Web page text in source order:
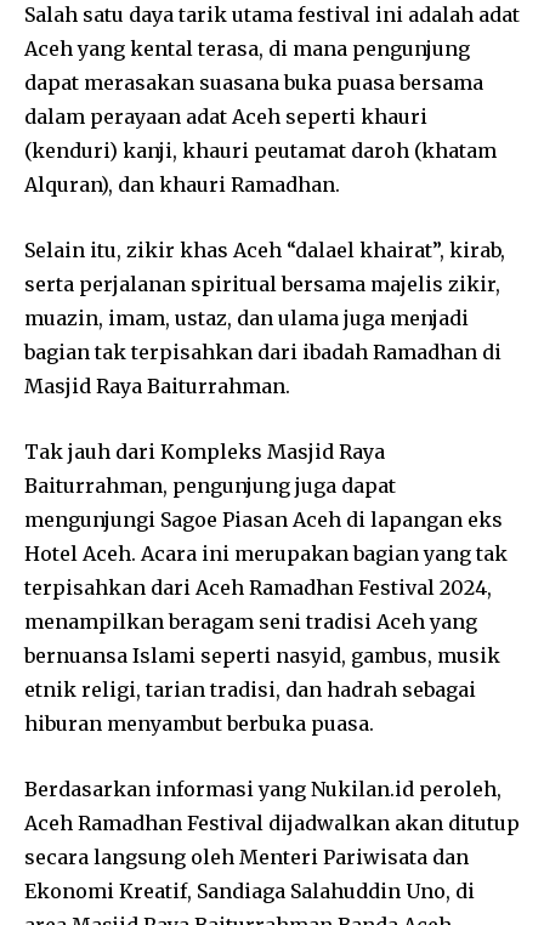
Salah satu daya tarik utama festival ini adalah adat
Aceh yang kental terasa, di mana pengunjung
dapat merasakan suasana buka puasa bersama
dalam perayaan adat Aceh seperti khauri
(kenduri) kanji, khauri peutamat daroh (khatam
Alquran), dan khauri Ramadhan.
Selain itu, zikir khas Aceh “dalael khairat”, kirab,
serta perjalanan spiritual bersama majelis zikir,
muazin, imam, ustaz, dan ulama juga menjadi
bagian tak terpisahkan dari ibadah Ramadhan di
Masjid Raya Baiturrahman.
Tak jauh dari Kompleks Masjid Raya
Baiturrahman, pengunjung juga dapat
mengunjungi Sagoe Piasan Aceh di lapangan eks
Hotel Aceh. Acara ini merupakan bagian yang tak
terpisahkan dari Aceh Ramadhan Festival 2024,
menampilkan beragam seni tradisi Aceh yang
bernuansa Islami seperti nasyid, gambus, musik
etnik religi, tarian tradisi, dan hadrah sebagai
hiburan menyambut berbuka puasa.
Berdasarkan informasi yang Nukilan.id peroleh,
Aceh Ramadhan Festival dijadwalkan akan ditutup
secara langsung oleh Menteri Pariwisata dan
Ekonomi Kreatif, Sandiaga Salahuddin Uno, di